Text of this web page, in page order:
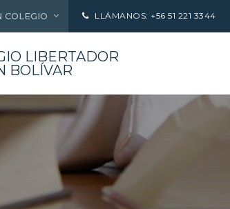
COLEGIO LLÁMANOS: +56 51 221 3344
LIBERTADOR
BOLÍVAR